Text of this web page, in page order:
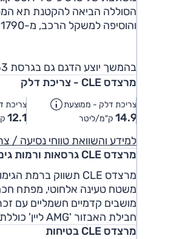
והוסיפה למשקל הרכב, מ-1790 ק"מ ל-2175 ק"ג.
בהמשך יוצע הדגם גם בגרסת AMG 53. בזו מנוע טורבו-בנזין 3.0 ליטרים, התפוקה 449 כ"ס ו-61.6 קג"מ וההנעה כפולה.
מרצדס CLE - צריכת דלק
צריכת דלק - ממוצעת
14.9 ק"מ/ליטר
צריכת
12.1
למידע והשוואת טווחי נסיעה /
מרצדס CLE גרסאות ורמות גימור
משטח טעינה אלחוטי, מפתח
מושבים קדמיים חשמליים עם זכרונות
חבילת האבזור 'AMG ליין' כוללת חישוקי "19 ופריטי עיצוב שונים בחוץ ובפנים.
מרצדס CLE בטיחות